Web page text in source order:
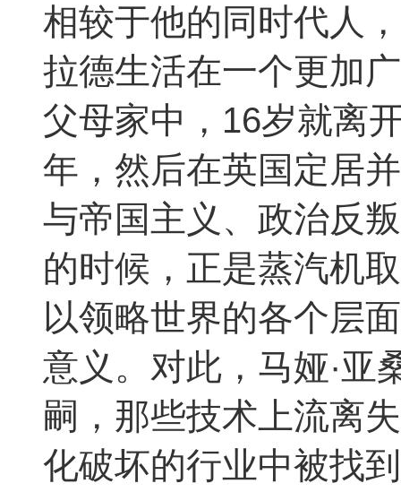
相较于他的同时代人
拉德生活在一个更加
父母家中，16岁就离
年，然后在英国定居
与帝国主义、政治反
的时候，正是蒸汽机
以领略世界的各个层
意义。对此，马娅·亚
嗣，那些技术上流离
化破坏的行业中被找